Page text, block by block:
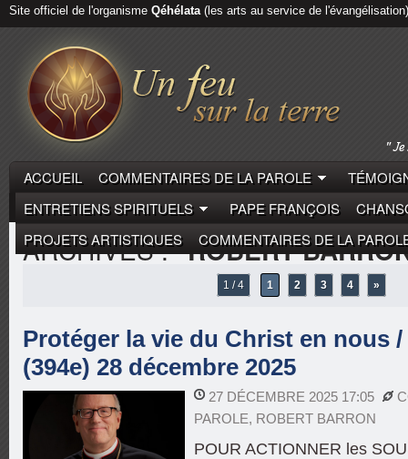
Site officiel de l'organisme Qéhélata(les arts au service de l'évangélisation)
ACCUEIL COMMENTAIRES DE LA PAROLE
ENTRETIENS SPIRITUELS
PAPE FRANÇOIS
PROJETS ARTISTIQUES
COMMENTAIRES DE LA
ARCHIVES :"ROBERT
1 / 4 1 2 3 4 »
Protéger la vie du Christ en nous
(394e) 28 décembre 2025
27 DÉCEMBRE 2025 17:05
PAROLE, ROBERT BARRON
POUR ACTIONNER les